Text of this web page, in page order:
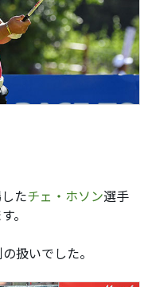
たチェ・ホソン選手
。
扱いでした。